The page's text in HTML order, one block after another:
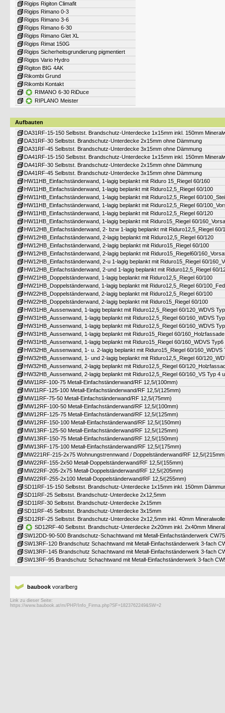
Rigips Rigiton Climafit
Rigips Rimano 0-3
Rigips Rimano 3-6
Rigips Rimano 6-30
Rigips Rimano Glet XL
Rigips Rimat 150G
Rigips Sicherheitsgrundierung pigmentiert
Rigips Vario Hydro
Rigiton BIG 4AK
Rikombi Grund
Rikombi Kontakt
RIMANO 6-30 RiDuce
RIPLANO Meister
Aufbauten
DA31RF-15-150 Selbstst. Brandschutz-Unterdecke 1x15mm inkl. 150mm
DA31RF-30 Selbstst. Brandschutz-Unterdecke 2x15mm ohne Dämmung
DA31RF-45 Selbstst. Brandschutz-Unterdecke 3x15mm ohne Dämmung
DA41RF-15-150 Selbstst. Brandschutz-Unterdecke 1x15mm inkl. 150mm
DA41RF-30 Selbstst. Brandschutz-Unterdecke 2x15mm ohne Dämmung
DA41RF-45 Selbstst. Brandschutz-Unterdecke 3x15mm ohne Dämmung
HW11HB_Einfachständerwand, 1-lagig beplankt mit Riduro 15_Riegel 60/160
HW11HB_Einfachständerwand, 1-lagig beplankt mit Riduro12,5_Riegel 60/100
HW11HB_Einfachständerwand, 1-lagig beplankt mit Riduro12,5_Riegel 60/
HW11HB_Einfachständerwand, 1-lagig beplankt mit Riduro12,5_Riegel 60/
HW11HB_Einfachständerwand, 1-lagig beplankt mit Riduro12,5_Riegel 60/120
HW11HB_Einfachständerwand, 1-lagig beplankt mit Riduro15_Riegel 60/
HW12HB_Einfachständerwand, 2- bzw 1-lagig beplankt mit Riduro12,5_Riegel 60/
HW12HB_Einfachständerwand, 2-lagig beplankt mit Riduro12,5_Riegel 60/120
HW12HB_Einfachständerwand, 2-lagig beplankt mit Riduro15_Riegel 60/100
HW12HB_Einfachständerwand, 2-lagig beplankt mit Riduro15_Riegel60/
HW12HB_Einfachständerwand, 2-u 1-lagig beplankt mit Riduro15_Riegel 60/
HW12HB_Einfachständerwand, 2-und 1-lagig beplankt mit Riduro12,5_Riegel 60/
HW21HB_Doppelständerwand, 1-lagig beplankt mit Riduro12,5_Riegel 60/100
HW21HB_Doppelständerwand, 1-lagig beplankt mit Riduro12,5_Riegel 60/
HW22HB_Doppelständerwand, 2-lagig beplankt mit Riduro12,5_Riegel 60/100
HW22HB_Doppelständerwand, 2-lagig beplankt mit Riduro15_Riegel 60/100
HW31HB_Aussenwand, 1-lagig beplankt mit Riduro12,5_Riegel 60/120_WDVS
HW31HB_Aussenwand, 1-lagig beplankt mit Riduro12,5_Riegel 60/160_WDVS
HW31HB_Aussenwand, 1-lagig beplankt mit Riduro12,5_Riegel 60/160_WDVS
HW31HB_Aussenwand, 1-lagig beplankt mit Riduro15_Riegel 60/160_Holzfassade
HW31HB_Aussenwand, 1-lagig beplankt mit Riduro15_Riegel 60/160_WDVS Typ6
HW32HB_Aussenwand, 1- u. 2-lagig beplankt mit Riduro15_Riegel 60/160_WDVS
HW32HB_Aussenwand, 1- und 2-lagig beplankt mit Riduro12,5_Riegel 60/
HW32HB_Aussenwand, 2-lagig beplankt mit Riduro12,5_Riegel 60/
HW32HB_Aussenwand, 2-lagig beplankt mit Riduro12,5_Riegel 60/160_VS Typ 4
MW11RF-100-75 Metall-Einfachständerwand/RF 12,5/(100mm)
MW11RF-125-100 Metall-Einfachständerwand/RF 12,5/(125mm)
MW11RF-75-50 Metall-Einfachständerwand/RF 12,5/(75mm)
MW12RF-100-50 Metall-Einfachständerwand/RF 12,5/(100mm)
MW12RF-125-75 Metall-Einfachständerwand/RF 12,5/(125mm)
MW12RF-150-100 Metall-Einfachständerwand/RF 12,5/(150mm)
MW13RF-125-50 Metall-Einfachständerwand/RF 12,5/(125mm)
MW13RF-150-75 Metall-Einfachständerwand/RF 12,5/(150mm)
MW13RF-175-100 Metall-Einfachständerwand/RF 12,5/(175mm)
MW221RF-215-2x75 Wohnungstrennwand / Doppelständerwand/RF 12,5/
MW22RF-155-2x50 Metall-Doppelständerwand/RF 12,5/(155mm)
MW22RF-205-2x75 Metall-Doppelständerwand/RF 12,5/(205mm)
MW22RF-255-2x100 Metall-Doppelständerwand/RF 12,5/(255mm)
SD11RF-15-150 Selbstst. Brandschutz-Unterdecke 1x15mm inkl. 150mm
SD11RF-25 Selbstst. Brandschutz-Unterdecke 2x12,5mm
SD11RF-30 Selbstst. Brandschutz-Unterdecke 2x15mm
SD11RF-45 Selbstst. Brandschutz-Unterdecke 3x15mm
SD12RF-25 Selbstst. Brandschutz-Unterdecke 2x12,5mm inkl. 40mm Mineralwolle
SD12RF-40 Selbstst. Brandschutz-Unterdecke 2x20mm inkl. 2x40mm
SW12DD-90-500 Brandschutz-Schachtwand mit Metall-Einfachständerwerk
SW13RF-120 Brandschutz Schachtwand mit Metall-Einfachständerwerk 3-fach
SW13RF-145 Brandschutz Schachtwand mit Metall-Einfachständerwerk 3-fach
SW13RF-95 Brandschutz Schachtwand mit Metall-Einfachständerwerk 3-fach
baubook vorarlberg
Link zu dieser Seite: